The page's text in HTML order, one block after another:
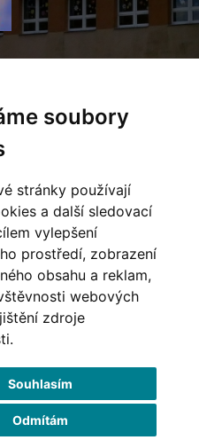
soubory
stránky používají
a další sledovací
vylepšení
prostředí, zobrazení
obsahu a reklam,
webových
zdroje
Souhlasím
Odmítám
Loučnou